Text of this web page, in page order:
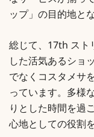
ップ」の目的地と
総じて、17th ス
した活気あるショ
でなくコスタメサ
っています。多様
りとした時間を過
心地としての役割